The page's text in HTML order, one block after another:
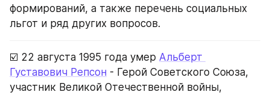
формирований, а также перечень социальных
льгот и ряд других вопросов.
☑️ 22 августа 1995 года умер Альберт
Густавович Репсон - Герой Советского Союза,
участник Великой Отечественной войны,